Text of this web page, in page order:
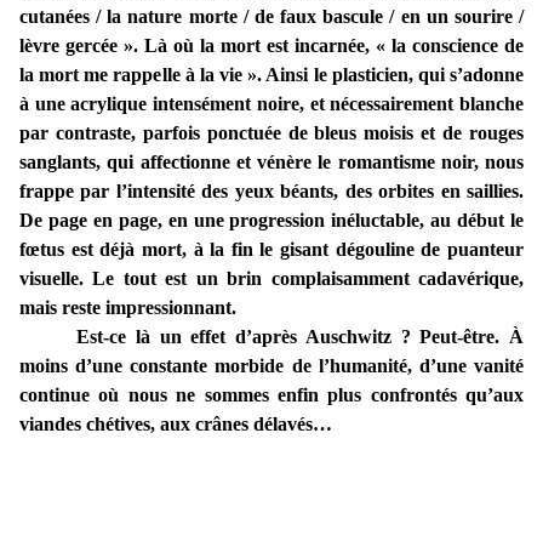
cutanées / la nature morte / de faux bascule / en un sourire /
lèvre gercée ». Là où la mort est incarnée, « la conscience de
la mort me rappelle à la vie ». Ainsi le plasticien, qui s’adonne
à une acrylique intensément noire, et nécessairement blanche
par contraste, parfois ponctuée de bleus moisis et de rouges
sanglants, qui affectionne et vénère le romantisme noir, nous
frappe par l’intensité des yeux béants, des orbites en saillies.
De page en page, en une progression inéluctable, au début le
fœtus est déjà mort, à la fin le gisant dégouline de puanteur
visuelle. Le tout est un brin complaisamment cadavérique,
mais reste impressionnant.
Est-ce là un effet d’après Auschwitz ? Peut-être. À
moins d’une constante morbide de l’humanité, d’une vanité
continue où nous ne sommes enfin plus confrontés qu’aux
viandes chétives, aux crânes délavés…